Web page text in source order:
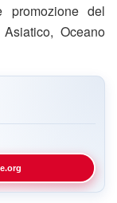
del
Oceano